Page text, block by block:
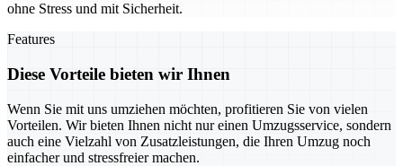
ohne Stress und mit Sicherheit.
Features
Diese Vorteile bieten wir Ihnen
Wenn Sie mit uns umziehen möchten, profitieren Sie von vielen
Vorteilen. Wir bieten Ihnen nicht nur einen Umzugsservice, sondern
auch eine Vielzahl von Zusatzleistungen, die Ihren Umzug noch
einfacher und stressfreier machen.